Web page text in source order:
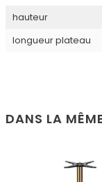
hauteur
longueur plateau
DANS LA